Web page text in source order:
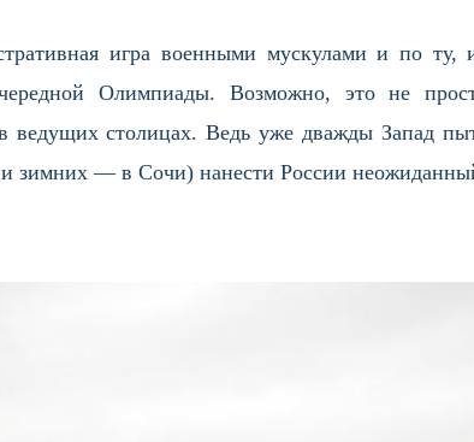
игра военными мускулами и по ту,
Олимпиады. Возможно, это не
ведущих столицах. Ведь уже дважды Запад
зимних — в Сочи) нанести России